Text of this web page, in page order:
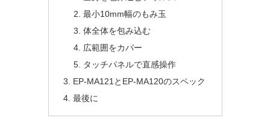
最小10mm幅のもみ玉
体全体を包み込む
広範囲をカバー
タッチパネルで直感操作
EP-MA121とEP-MA120のスペック
最後に